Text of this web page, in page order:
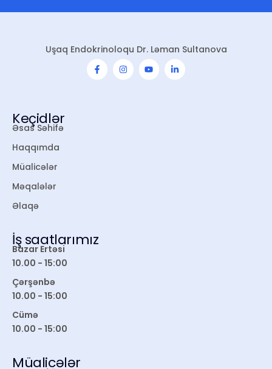
Uşaq Endokrinoloqu Dr. Ləman Sultanova
Keçidlər
Əsas Səhifə
Haqqımda
Müalicələr
Məqalələr
Əlaqə
İş saatlarımız
Bazar Ertəsi
10.00 - 15:00
Çərşənbə
10.00 - 15:00
Cümə
10.00 - 15:00
Müalicələr